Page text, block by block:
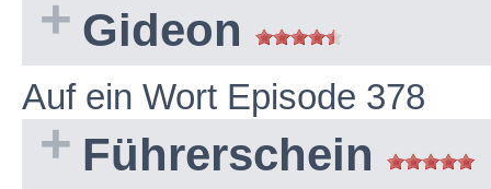
Gideon
Auf ein Wort Episode 378
Führerschein